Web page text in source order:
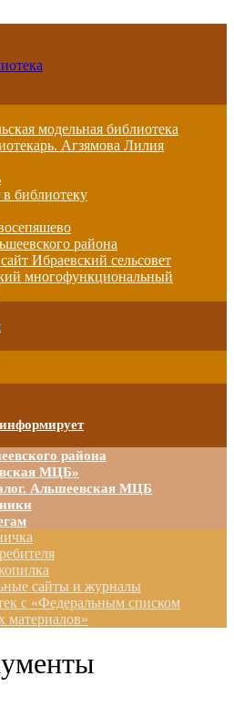
модельная библиотека
Агзямова Лилия
в библиотеку
района
Ибраевский сельсовет
многофункциональный
района
МЦБ»
Альшеевская МЦБ
сайты и журналы
с «Федеральным списком
материалов»